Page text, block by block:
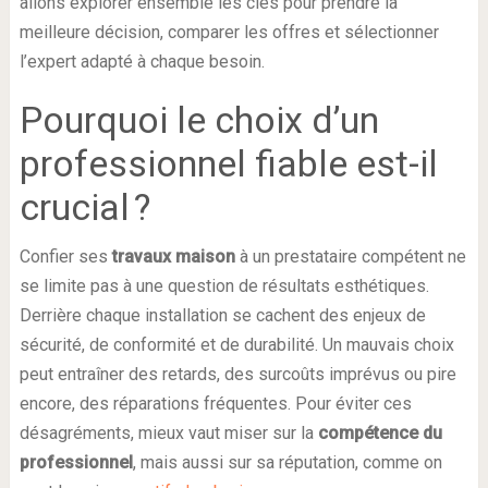
meilleure décision, comparer les offres et sélectionner
l’expert adapté à chaque besoin.
Pourquoi le choix d’un
professionnel fiable est-il
crucial ?
Confier sestravaux maisonà un prestataire compétent ne
se limite pas à une question de résultats esthétiques.
Derrière chaque installation se cachent des enjeux de
sécurité, de conformité et de durabilité. Un mauvais choix
peut entraîner des retards, des surcoûts imprévus ou pire
encore, des réparations fréquentes. Pour éviter ces
désagréments, mieux vaut miser sur la compétence du
professionnel, mais aussi sur sa réputation, comme on